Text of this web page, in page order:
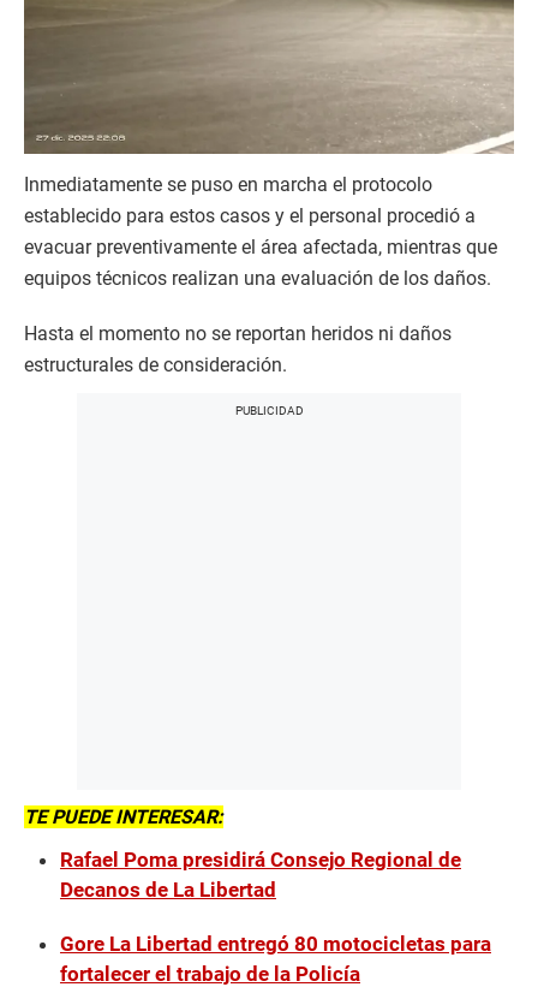
Inmediatamente se puso en marcha el protocolo
establecido para estos casos y el personal procedió a
evacuar preventivamente el área afectada, mientras que
equipos técnicos realizan una evaluación de los daños.
Hasta el momento no se reportan heridos ni daños
estructurales de consideración.
TE PUEDE INTERESAR:
Rafael Poma presidirá Consejo Regional de
Decanos de La Libertad
Gore La Libertad entregó 80 motocicletas para
fortalecer el trabajo de la Policía